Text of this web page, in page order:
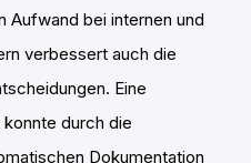
Aufwand bei internen und
verbessert auch die
Eine
durch die
Dokumentation